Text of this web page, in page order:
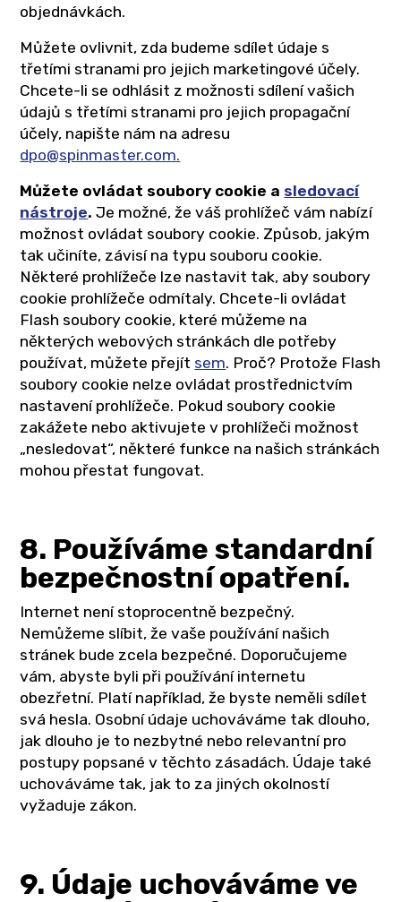
objednávkách.
Můžete ovlivnit, zda budeme sdílet údaje s
třetími stranami pro jejich marketingové účely.
Chcete-li se odhlásit z možnosti sdílení vašich
údajů s třetími stranami pro jejich propagační
účely, napište nám na adresu
dpo@spinmaster.com.
Můžete ovládat soubory cookie a sledovací
nástroje. Je možné, že váš prohlížeč vám nabízí
možnost ovládat soubory cookie. Způsob, jakým
tak učiníte, závisí na typu souboru cookie.
Některé prohlížeče lze nastavit tak, aby soubory
cookie prohlížeče odmítaly. Chcete-li ovládat
Flash soubory cookie, které můžeme na
některých webových stránkách dle potřeby
používat, můžete přejít sem. Proč? Protože Flash
soubory cookie nelze ovládat prostřednictvím
nastavení prohlížeče. Pokud soubory cookie
zakážete nebo aktivujete v prohlížeči možnost
„nesledovat“, některé funkce na našich stránkách
mohou přestat fungovat.
8. Používáme standardní
bezpečnostní opatření.
Internet není stoprocentně bezpečný.
Nemůžeme slíbit, že vaše používání našich
stránek bude zcela bezpečné. Doporučujeme
vám, abyste byli při používání internetu
obezřetní. Platí například, že byste neměli sdílet
svá hesla. Osobní údaje uchováváme tak dlouho,
jak dlouho je to nezbytné nebo relevantní pro
postupy popsané v těchto zásadách. Údaje také
uchováváme tak, jak to za jiných okolností
vyžaduje zákon.
9. Údaje uchováváme ve